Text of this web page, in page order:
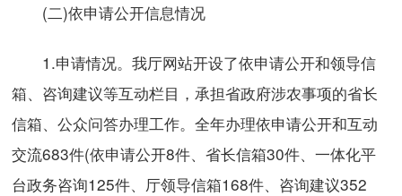
(二)依申请公开信息情况
1.申请情况。我厅网站开设了依申请公开和领导信
箱、咨询建议等互动栏目，承担省政府涉农事项的省长
信箱、公众问答办理工作。全年办理依申请公开和互动
交流683件(依申请公开8件、省长信箱30件、一体化平
台政务咨询125件、厅领导信箱168件、咨询建议352